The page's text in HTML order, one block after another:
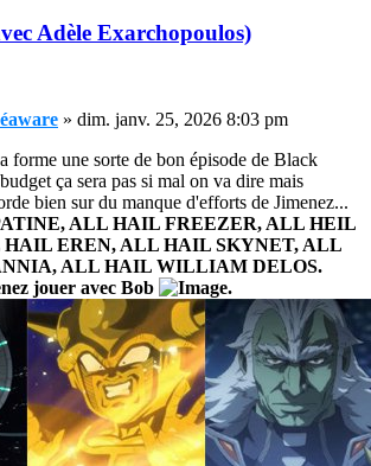
Adèle Exarchopoulos)
» dim. janv. 25, 2026 8:03 pm
forme une sorte de bon épisode de Black
ça sera pas si mal on va dire mais
bien sur du manque d'efforts de Jimenez...
ALL HAIL FREEZER, ALL HEIL
HAIL EREN, ALL HAIL SKYNET, ALL
ALL HAIL WILLIAM DELOS.
jouer avec Bob
.